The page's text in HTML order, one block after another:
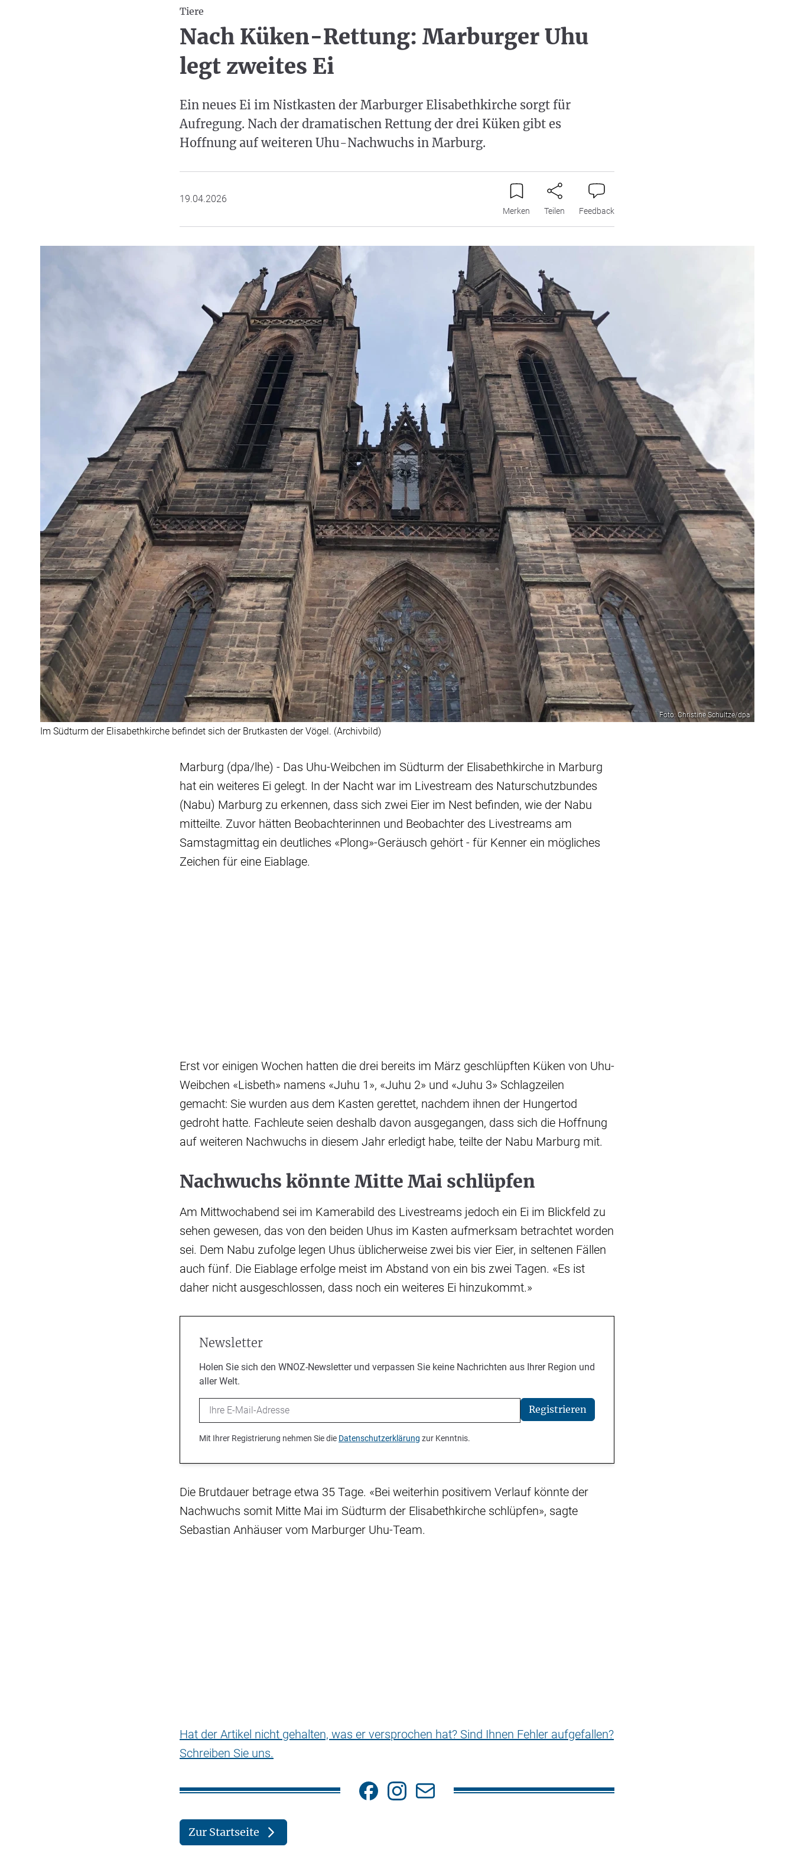
Tiere
Nach Küken-Rettung: Marburger Uhu
legt zweites Ei
Ein neues Ei im Nistkasten der Marburger Elisabethkirche sorgt für
Aufregung. Nach der dramatischen Rettung der drei Küken gibt es
Hoffnung auf weiteren Uhu-Nachwuchs in Marburg.
19.04.2026
Merken Teilen Feedback
Foto: Christine Schultze/dpa
Im Südturm der Elisabethkirche befindet sich der Brutkasten der Vögel. (Archivbild)
Marburg (dpa/lhe) - Das Uhu-Weibchen im Südturm der Elisabethkirche in Marburg
hat ein weiteres Ei gelegt. In der Nacht war im Livestream des Naturschutzbundes
(Nabu) Marburg zu erkennen, dass sich zwei Eier im Nest befinden, wie der Nabu
mitteilte. Zuvor hätten Beobachterinnen und Beobachter des Livestreams am
Samstagmittag ein deutliches «Plong»-Geräusch gehört - für Kenner ein mögliches
Zeichen für eine Eiablage.
Erst vor einigen Wochen hatten die drei bereits im März geschlüpften Küken von Uhu-
Weibchen «Lisbeth» namens «Juhu 1», «Juhu 2» und «Juhu 3» Schlagzeilen
gemacht: Sie wurden aus dem Kasten gerettet, nachdem ihnen der Hungertod
gedroht hatte. Fachleute seien deshalb davon ausgegangen, dass sich die Hoffnung
auf weiteren Nachwuchs in diesem Jahr erledigt habe, teilte der Nabu Marburg mit.
Nachwuchs könnte Mitte Mai schlüpfen
Am Mittwochabend sei im Kamerabild des Livestreams jedoch ein Ei im Blickfeld zu
sehen gewesen, das von den beiden Uhus im Kasten aufmerksam betrachtet worden
sei. Dem Nabu zufolge legen Uhus üblicherweise zwei bis vier Eier, in seltenen Fällen
auch fünf. Die Eiablage erfolge meist im Abstand von ein bis zwei Tagen. «Es ist
daher nicht ausgeschlossen, dass noch ein weiteres Ei hinzukommt.»
Newsletter
Holen Sie sich den WNOZ-Newsletter und verpassen Sie keine Nachrichten aus Ihrer Region und
aller Welt.
Email Registrieren
Mit Ihrer Registrierung nehmen Sie die Datenschutzerklärung zur Kenntnis.
Die Brutdauer betrage etwa 35 Tage. «Bei weiterhin positivem Verlauf könnte der
Nachwuchs somit Mitte Mai im Südturm der Elisabethkirche schlüpfen», sagte
Sebastian Anhäuser vom Marburger Uhu-Team.
Hat der Artikel nicht gehalten, was er versprochen hat? Sind Ihnen Fehler aufgefallen?
Schreiben Sie uns.
Zur Startseite